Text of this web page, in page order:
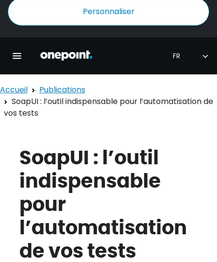
Personnaliser
Accueil Onepoint
Accueil
Publications
SoapUI : l’outil indispensable pour l’automatisation de
vos tests
SoapUI : l’outil
indispensable
pour
l’automatisation
de vos tests